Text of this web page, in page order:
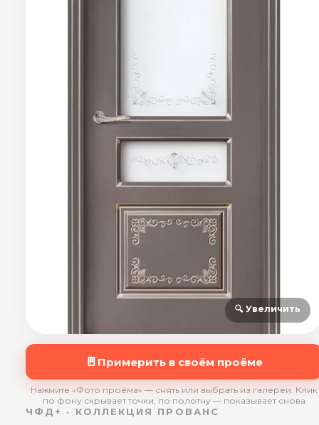
🔍 Увеличить
🚪 Примерить в своём проёме
Нажмите «Фото проёма» — снять или выбрать из галереи. Клик
по фону скрывает точки, по полотну — показывает снова
ЧФД+ · КОЛЛЕКЦИЯ ПРОВАНС